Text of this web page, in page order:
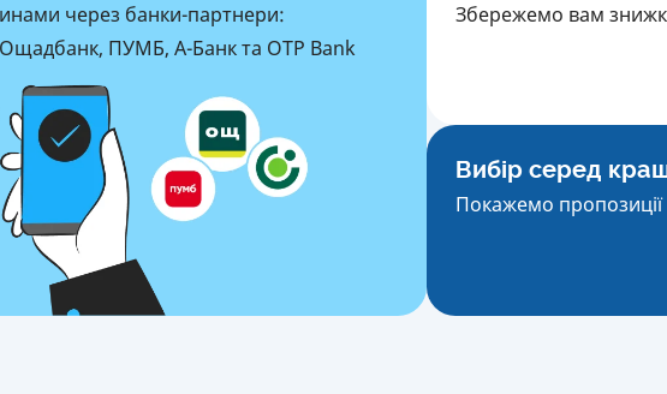
через банки-партнери:
ПУМБ, А-Банк та OTP Bank
Збережемо вам
Вибір серед
Покажемо